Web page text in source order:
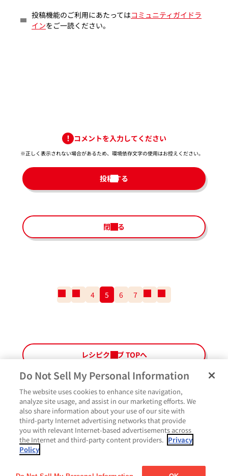
投稿機能のご利用にあたってはコミュニティガイドラ
インをご一読ください。
コメントを入力してください
※正しく表示されない場合があるため、環境依存文字の使用はお控えください。​
投稿する
閉じる
番
ペ
ー
ジ
の
4 5 6 7
の
番
ペ
ー
レシピクラブ TOPへ
作ったよ
ペ
ー
ジ
最
上
部
よくあるご質問 ご利用規約Glicoメンバーズ会員規約プライバシーポリシー
サイトマップお問い合わせCookie設定Glicoホームページ
Do Not Sell My Personal Information
The website uses cookies to enhance site navigation,
analyze site usage, and assist in our marketing efforts. We
also share information about your use of our site with
third-party Internet advertising networks that provide
you with relevant Internet-based advertisements across
the Internet and third-party content providers. Privacy
Policy